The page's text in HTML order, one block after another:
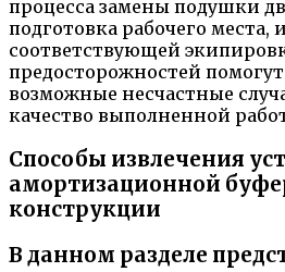
процесса замены подушки
подготовка рабочего места,
соответствующей
предосторожностей
возможные несчастные
качество выполненной
Способы извлечения
амортизационной
конструкции
В данном разделе